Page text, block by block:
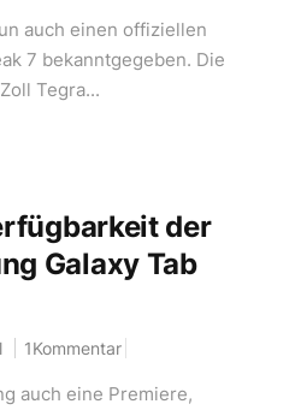
auch einen offiziellen
7 bekanntgegeben. Die
Tegra...
der
Galaxy Tab
1Kommentar
auch eine Premiere,